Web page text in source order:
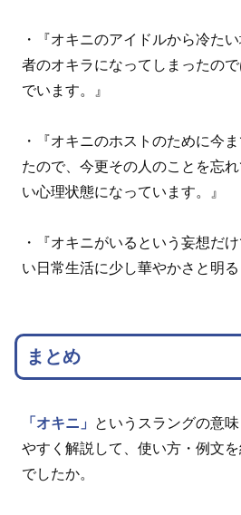
・『オキニのアイドルから冷た
者のオキラになってしまったの
でいます。』
・『オキニのホストのために今
たので、今更その人のことを忘
い心理状態になっています。』
・『オキニがいるという妄想だ
い日常生活に少し華やかさと明る
まとめ
「オキニ」
というスラングの意
やすく解説して、使い方・例文
でしたか。